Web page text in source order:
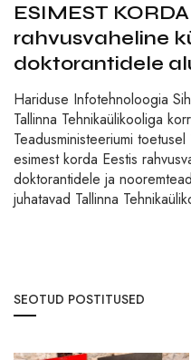
ESIMEST
rahvusvaheline
doktorantidele
Hariduse Infotehnoloogia
Tallinna Tehnikaülikooliga
Teadusministeeriumi
esimest korda Eestis
doktorantidele ja
juhatavad Tallinna
SEOTUD POSTITUSED